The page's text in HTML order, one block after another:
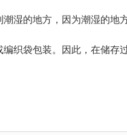
湿的地方，因为潮湿的地
织袋包装。因此，在储存